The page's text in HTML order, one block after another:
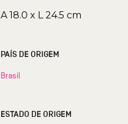
A 18.0 x L 24.5 cm
PAÍS DE ORIGEM
Brasil
ESTADO DE ORIGEM